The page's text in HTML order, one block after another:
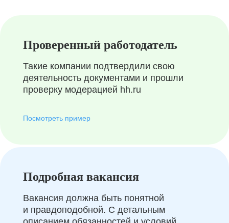
Проверенный работодатель
Такие компании подтвердили свою
деятельность документами и прошли
проверку модерацией hh.ru
Посмотреть пример
Подробная вакансия
Вакансия должна быть понятной
и правдоподобной. С детальным